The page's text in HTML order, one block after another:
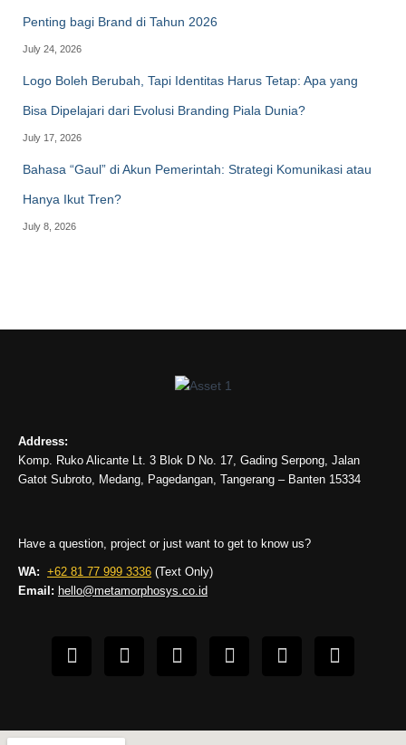
Penting bagi Brand di Tahun 2026
July 24, 2026
Logo Boleh Berubah, Tapi Identitas Harus Tetap: Apa yang
Bisa Dipelajari dari Evolusi Branding Piala Dunia?
July 17, 2026
Bahasa “Gaul” di Akun Pemerintah: Strategi Komunikasi atau
Hanya Ikut Tren?
July 8, 2026
Address:
Komp. Ruko Alicante Lt. 3 Blok D No. 17, Gading Serpong, Jalan
Gatot Subroto, Medang, Pagedangan, Tangerang – Banten 15334
Have a question, project or just want to get to know us?
WA: +62 81 77 999 3336 (Text Only)
Email: hello@metamorphosys.co.id